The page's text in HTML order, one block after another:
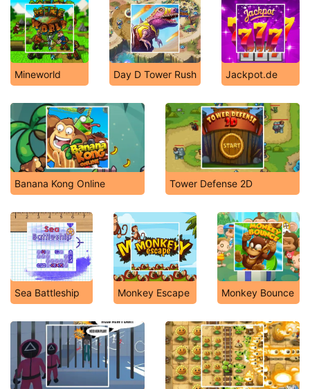
Mineworld Day D Tower Rush Jackpot.de
Banana Kong Online Tower Defense 2D
Sea Battleship Monkey Escape Monkey Bounce